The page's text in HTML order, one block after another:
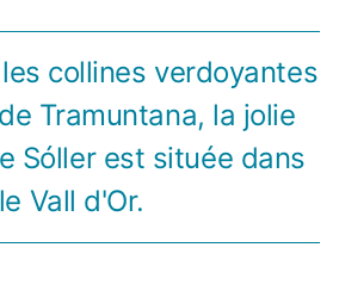
collines verdoyantes
Tramuntana, la jolie
Sóller est située dans
le Vall d'Or.